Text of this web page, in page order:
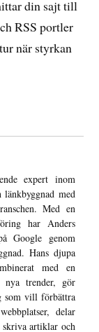
din sajt till
RSS portler
när styrkan
expert inom
med
Med en
har Anders
Google genom
Hans djupa
med en
trender, gör
som vill förbättra
delar
skriva artiklar och